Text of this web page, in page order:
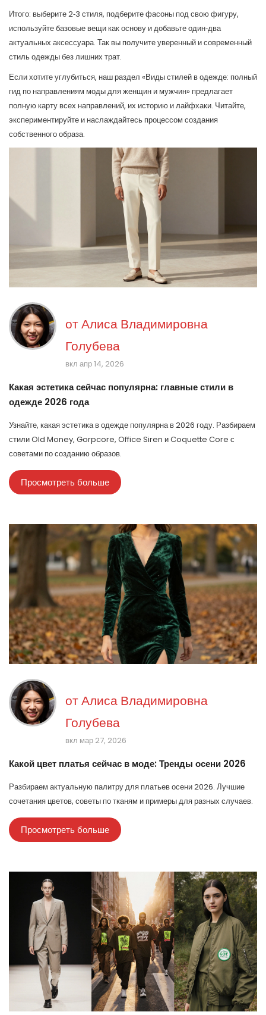
Итого: выберите 2‑3 стиля, подберите фасоны под свою фигуру,
используйте базовые вещи как основу и добавьте один‑два
актуальных аксессуара. Так вы получите уверенный и современный
стиль одежды без лишних трат.
Если хотите углубиться, наш раздел «Виды стилей в одежде: полный
гид по направлениям моды для женщин и мужчин» предлагает
полную карту всех направлений, их историю и лайфхаки. Читайте,
экспериментируйте и наслаждайтесь процессом создания
собственного образа.
отАлиса Владимировна
Голубева
вкл апр 14, 2026
Какая эстетика сейчас популярна: главные стили в
одежде 2026 года
Узнайте, какая эстетика в одежде популярна в 2026 году. Разбираем
стили Old Money, Gorpcore, Office Siren и Coquette Core с
советами по созданию образов.
Просмотреть больше
отАлиса Владимировна
Голубева
вкл мар 27, 2026
Какой цвет платья сейчас в моде: Тренды осени 2026
Разбираем актуальную палитру для платьев осени 2026. Лучшие
сочетания цветов, советы по тканям и примеры для разных случаев.
Просмотреть больше